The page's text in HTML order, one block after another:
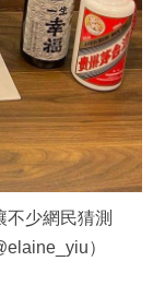
不少網民猜測
）